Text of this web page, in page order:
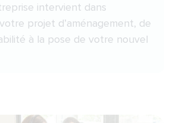
intervient dans
projet d’aménagement, de
à la pose de votre nouvel